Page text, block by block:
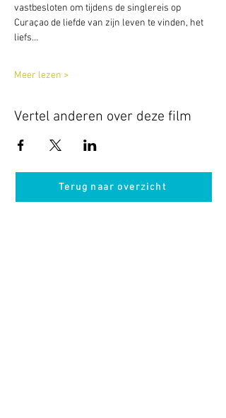
vastbesloten om tijdens de singlereis op
Curaçao de liefde van zijn leven te vinden, het
liefs…
Meer lezen >
Vertel anderen over deze film
Terug naar overzicht